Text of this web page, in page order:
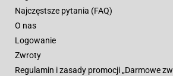
Najczęstsze pytania (FAQ)
O nas
Logowanie
Zwroty
Regulamin i zasady promocji „Darmowe